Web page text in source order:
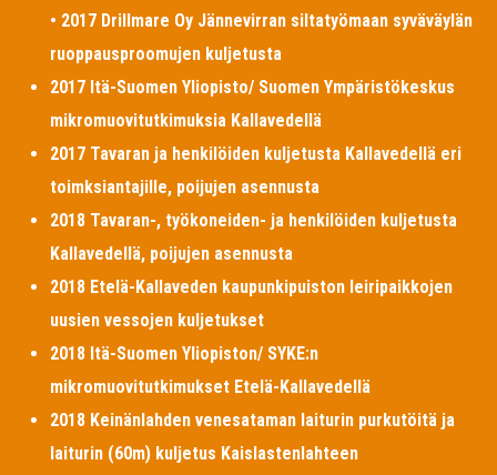
• 2017 Drillmare Oy Jännevirran siltatyömaan syväväylän
ruoppausproomujen kuljetusta
2017 Itä-Suomen Yliopisto/ Suomen Ympäristökeskus
mikromuovitutkimuksia Kallavedellä
2017 Tavaran ja henkilöiden kuljetusta Kallavedellä eri
toimksiantajille, poijujen asennusta
2018 Tavaran-, työkoneiden- ja henkilöiden kuljetusta
Kallavedellä, poijujen asennusta
2018 Etelä-Kallaveden kaupunkipuiston leiripaikkojen
uusien vessojen kuljetukset
2018 Itä-Suomen Yliopiston/ SYKE:n
mikromuovitutkimukset Etelä-Kallavedellä
2018 Keinänlahden venesataman laiturin purkutöitä ja
laiturin (60m) kuljetus Kaislastenlahteen